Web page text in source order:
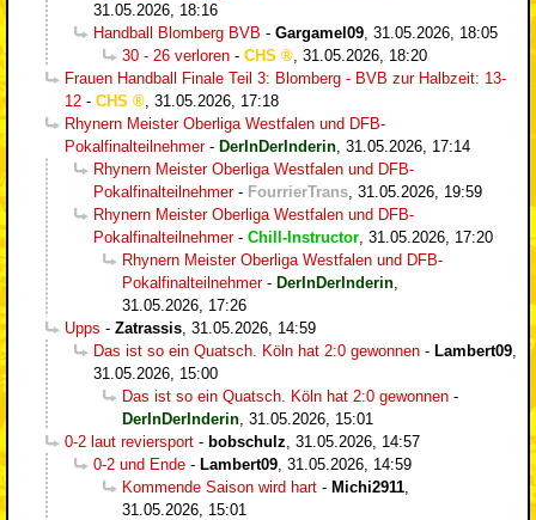
31.05.2026, 18:16
Handball Blomberg BVB - Gargamel09, 31.05.2026, 18:05
30 - 26 verloren - CHS , 31.05.2026, 18:20
Frauen Handball Finale Teil 3: Blomberg - BVB zur Halbzeit: 13-
12 - CHS , 31.05.2026, 17:18
Rhynern Meister Oberliga Westfalen und DFB-
Pokalfinalteilnehmer- DerInDerInderin, 31.05.2026, 17:14
Rhynern Meister Oberliga Westfalen und DFB-
Pokalfinalteilnehmer- FourrierTrans, 31.05.2026, 19:59
Rhynern Meister Oberliga Westfalen und DFB-
Pokalfinalteilnehmer- Chill-Instructor, 31.05.2026, 17:20
Rhynern Meister Oberliga Westfalen und DFB-
Pokalfinalteilnehmer- DerInDerInderin,
31.05.2026, 17:26
Upps - Zatrassis, 31.05.2026, 14:59
Das ist so ein Quatsch. Köln hat 2:0 gewonnen - Lambert09,
31.05.2026, 15:00
Das ist so ein Quatsch. Köln hat 2:0 gewonnen -
DerInDerInderin, 31.05.2026, 15:01
0-2 laut reviersport - bobschulz, 31.05.2026, 14:57
0-2 und Ende - Lambert09, 31.05.2026, 14:59
Kommende Saison wird hart - Michi2911,
31.05.2026, 15:01